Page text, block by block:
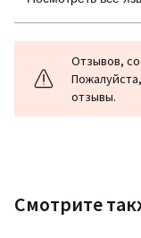
Отзывов,
отзывы.
Смотрите